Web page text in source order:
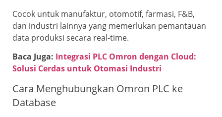
Cocok untuk manufaktur, otomotif, farmasi, F&B,
dan industri lainnya yang memerlukan pemantauan
data produksi secara real-time.
Baca Juga: Integrasi PLC Omron dengan Cloud:
Solusi Cerdas untuk Otomasi Industri
Cara Menghubungkan Omron PLC ke
Database